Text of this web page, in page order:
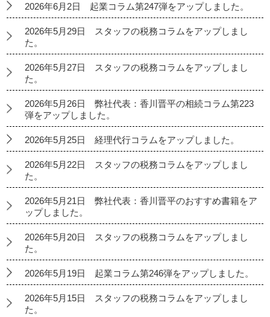
2026年6月2日 起業コラム第247弾をアップしました。
2026年5月29日 スタッフの税務コラムをアップしまし
た。
2026年5月27日 スタッフの税務コラムをアップしまし
た。
2026年5月26日 弊社代表：香川晋平の相続コラム第223
弾をアップしました。
2026年5月25日 経理代行コラムをアップしました。
2026年5月22日 スタッフの税務コラムをアップしまし
た。
2026年5月21日 弊社代表：香川晋平のおすすめ書籍をア
ップしました。
2026年5月20日 スタッフの税務コラムをアップしまし
た。
2026年5月19日 起業コラム第246弾をアップしました。
2026年5月15日 スタッフの税務コラムをアップしまし
た。